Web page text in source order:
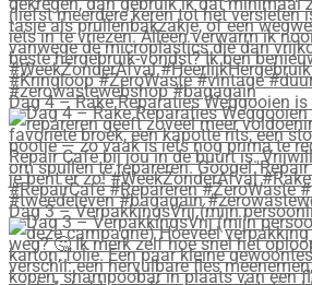
Dag 4 – Rake Reparaties Weggooien
Dag 3 – VerpakkingsVrij (mijn